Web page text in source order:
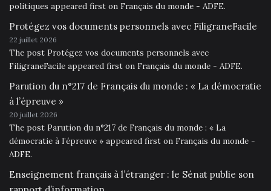
politiques appeared first on Français du monde - ADFE.
Protégez vos documents personnels avec FiligraneFacile
22 juillet 2026
The post Protégez vos documents personnels avec
FiligraneFacile appeared first on Français du monde - ADFE.
Parution du n°217 de Français du monde : « La démocratie
à l’épreuve »
20 juillet 2026
The post Parution du n°217 de Français du monde : « La
démocratie à l’épreuve » appeared first on Français du monde -
ADFE.
Enseignement français à l’étranger : le Sénat publie son